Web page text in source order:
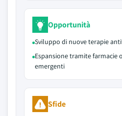
Opportunità
Sviluppo di nuove terapie
Espansione tramite farmacie
emergenti
Sfide